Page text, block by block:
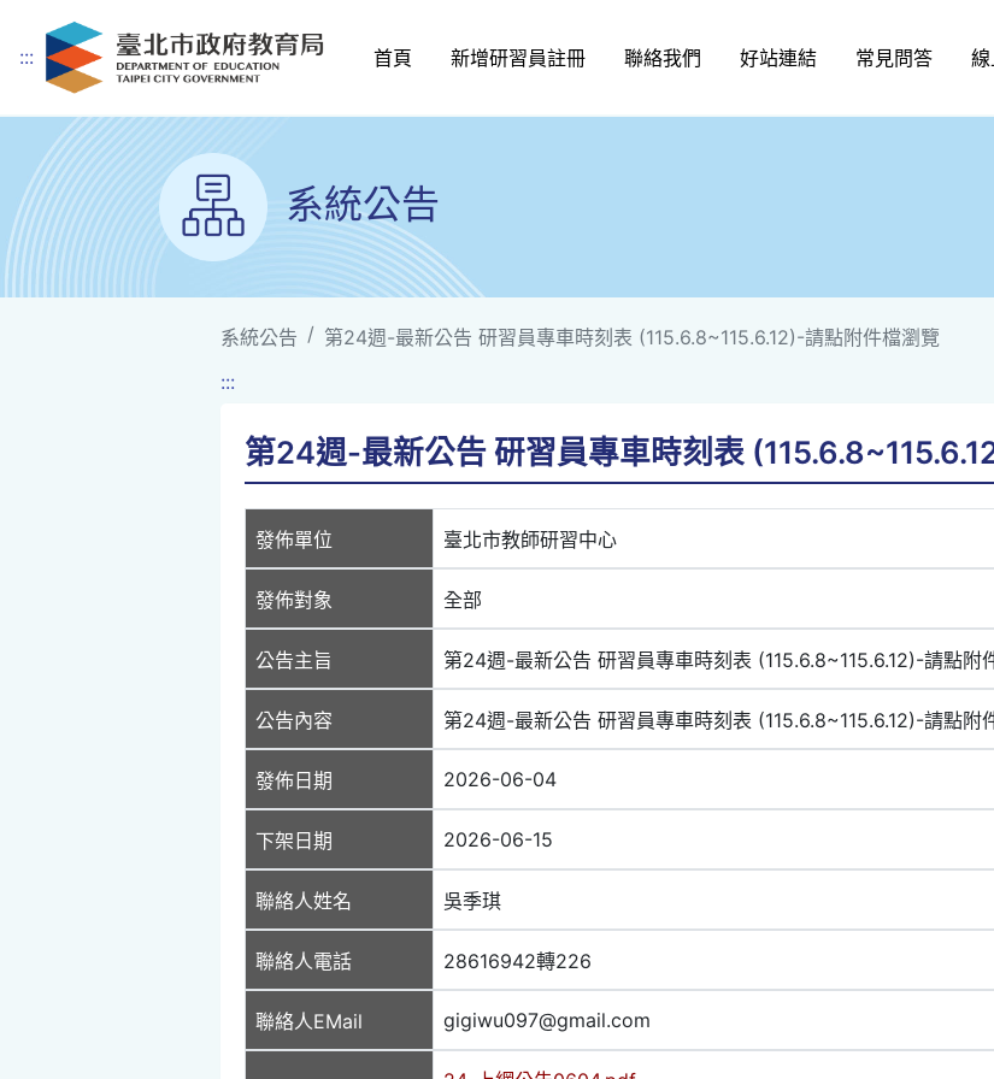
跳到主要內容
::: 首頁 新增研習員註冊 聯絡我們 好站連結 常見問答
系統公告
系統公告
第24週-最新公告 研習員專車時刻表 (115.6.8~115.6.12)-請點附件檔瀏覽
:::
第24週-最新公告 研習員專車時刻表
發佈單位 臺北市教師研習中心
發佈對象 全部
公告主旨 第24週-最新公告 研習員專車時刻表 (115.6.8~115.6.12)-請點附
公告內容 第24週-最新公告 研習員專車時刻表 (115.6.8~115.6.12)-請點附
發佈日期 2026-06-04
下架日期 2026-06-15
聯絡人姓名 吳季琪
聯絡人電話 28616942轉226
聯絡人EMail gigiwu097@gmail.com